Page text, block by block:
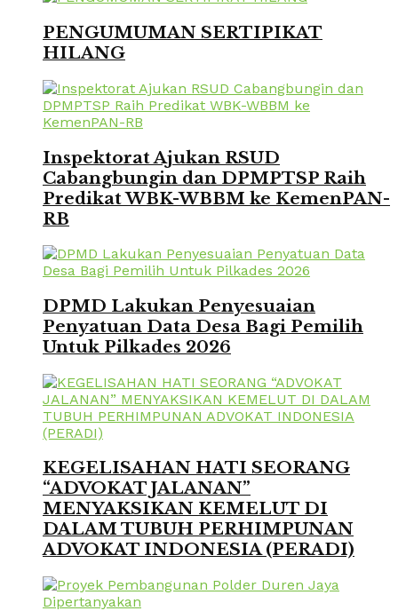
PENGUMUMAN SERTIPIKAT
HILANG
Inspektorat Ajukan RSUD
Cabangbungin dan DPMPTSP Raih
Predikat WBK-WBBM ke KemenPAN-
RB
DPMD Lakukan Penyesuaian
Penyatuan Data Desa Bagi Pemilih
Untuk Pilkades 2026
KEGELISAHAN HATI SEORANG
“ADVOKAT JALANAN”
MENYAKSIKAN KEMELUT DI
DALAM TUBUH PERHIMPUNAN
ADVOKAT INDONESIA (PERADI)